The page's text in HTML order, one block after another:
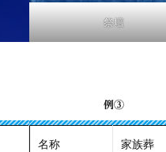
祭壇
例③
名称 家族葬